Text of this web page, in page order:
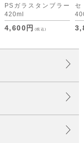
PSガラスタンブラー
420ml
4,600円 (税込)